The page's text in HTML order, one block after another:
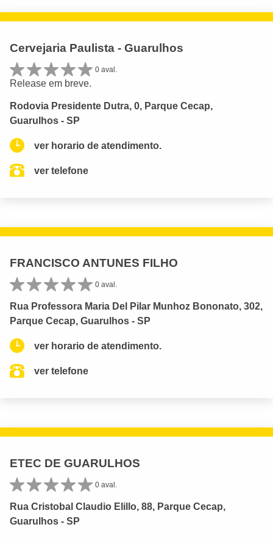
Cervejaria Paulista - Guarulhos
0 aval.
Release em breve.
Rodovia Presidente Dutra, 0, Parque Cecap,
Guarulhos - SP
ver horario de atendimento.
ver telefone
FRANCISCO ANTUNES FILHO
0 aval.
Rua Professora Maria Del Pilar Munhoz Bononato, 302,
Parque Cecap, Guarulhos - SP
ver horario de atendimento.
ver telefone
ETEC DE GUARULHOS
0 aval.
Rua Cristobal Claudio Elillo, 88, Parque Cecap,
Guarulhos - SP